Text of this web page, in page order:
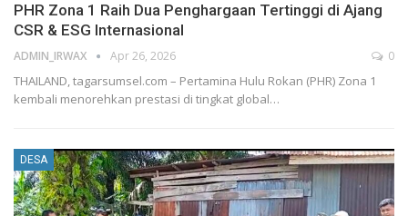
PHR Zona 1 Raih Dua Penghargaan Tertinggi di Ajang
CSR & ESG Internasional
ADMIN_IRWAX Apr 26, 2026 0
THAILAND, tagarsumsel.com – Pertamina Hulu Rokan (PHR) Zona 1
kembali menorehkan prestasi di tingkat global…
DESA